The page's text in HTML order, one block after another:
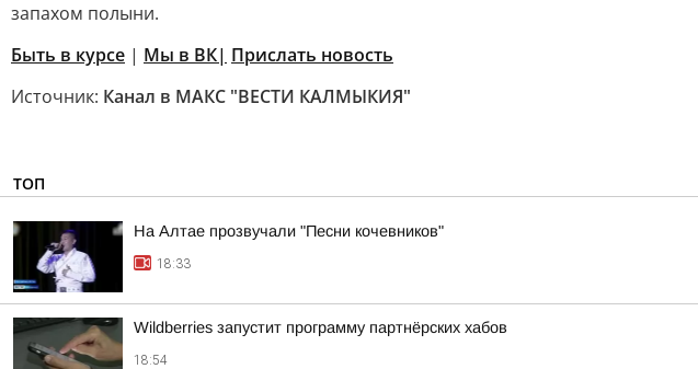
запахом полыни.
Быть в курсе | Мы в ВК| Прислать новость
Источник: Канал в МАКС "ВЕСТИ КАЛМЫКИЯ"
ТОП
На Алтае прозвучали "Песни кочевников"
18:33
Wildberries запустит программу партнёрских хабов
18:54